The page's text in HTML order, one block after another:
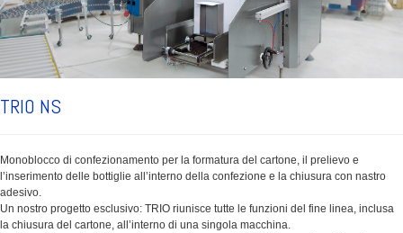
TRIO NS
Monoblocco di confezionamento per la formatura del cartone, il prelievo e
l’inserimento delle bottiglie all’interno della confezione e la chiusura con nastro
adesivo.
Un nostro progetto esclusivo: TRIO riunisce tutte le funzioni del fine linea, inclusa
la chiusura del cartone, all’interno di una singola macchina.